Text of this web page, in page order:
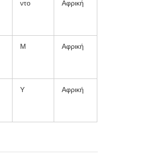
ντο Αφρική
Μ Αφρική
Υ Αφρική